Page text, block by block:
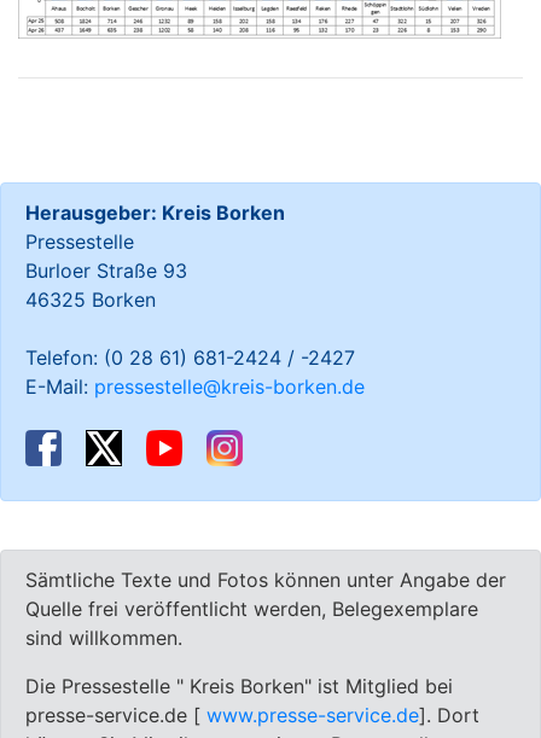
Herausgeber: Kreis Borken
Pressestelle
Burloer Straße 93
46325 Borken
Telefon: (0 28 61) 681-2424 / -2427
E-Mail: pressestelle@kreis-borken.de
Sämtliche Texte und Fotos können unter Angabe der
Quelle frei veröffentlicht werden, Belegexemplare
sind willkommen.
Die Pressestelle " Kreis Borken" ist Mitglied bei
presse-service.de [ www.presse-service.de]. Dort